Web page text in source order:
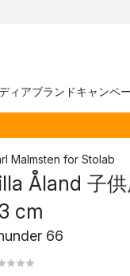
ィアブランドキャンペ
Malmsten for Stolab
Åland 子
cm
66